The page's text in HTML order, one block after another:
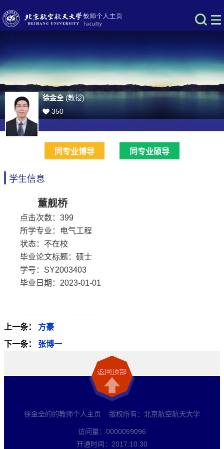
徐金全(教授)
350
同专业博导 同专业硕导
学生信息
董舰桥
点击次数： 399
所学专业：电气工程
状态：不在校
毕业论文标题：硕士
学号：SY2003403
毕业日期：2023-01-01
上一条：
方豪
下一条：
张博一
徐金全的的教师个人主页 版权所有：北京航空航天大学
访问量： 0000059096
开通时间： 2017 10 30